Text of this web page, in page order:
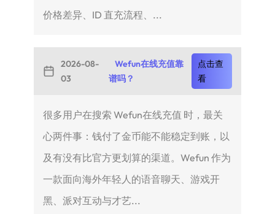
价格差异、ID 直充流程、...
2026-08-
03
Wefun在线充值靠
谱吗？
点击查
看
很多用户在搜索 Wefun在线充值 时，最关
心两件事：钱付了金币能不能稳定到账，以
及有没有比官方更划算的渠道。Wefun 作为
一款面向海外年轻人的语音聊天、游戏开
黑、派对互动与才艺...